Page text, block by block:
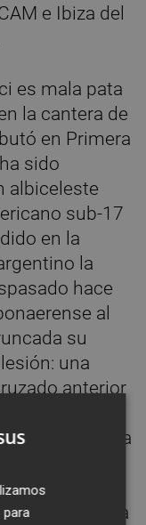
e Ibiza del
es mala pata
la cantera de
en Primera
sido
albiceleste
sub-17
en la
la
hace
al
su
una
anterior
que los
le obligaba
Argentina
base al
de la turística